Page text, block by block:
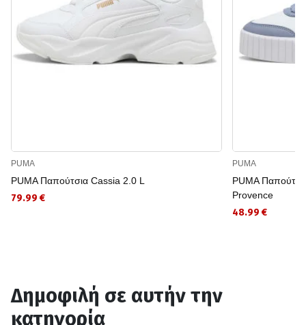
PUMA
PUMA Παπούτσια Cassia 2.0 L
79.99 €
PUMA
PUMA
Provence
48.99 €
Δημοφιλή σε αυτήν την
κατηγορία